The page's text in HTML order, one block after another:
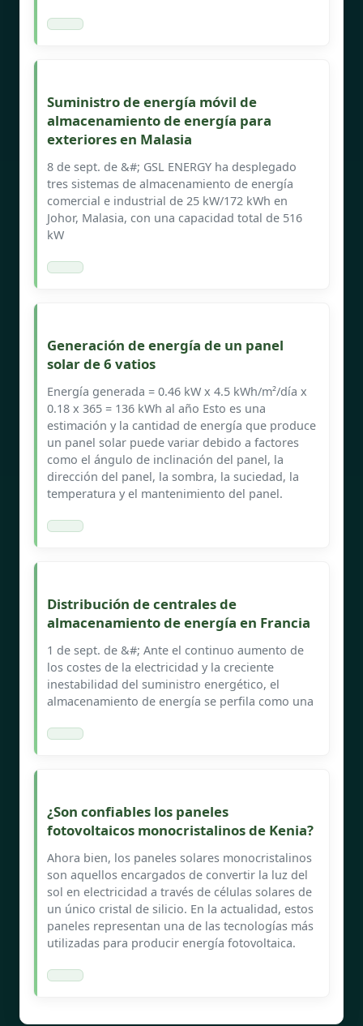
Suministro de energía móvil de
almacenamiento de energía para
exteriores en Malasia
8 de sept. de &#; GSL ENERGY ha desplegado
tres sistemas de almacenamiento de energía
comercial e industrial de 25 kW/172 kWh en
Johor, Malasia, con una capacidad total de 516
kW
Generación de energía de un panel
solar de 6 vatios
Energía generada = 0.46 kW x 4.5 kWh/m²/día x
0.18 x 365 = 136 kWh al año Esto es una
estimación y la cantidad de energía que produce
un panel solar puede variar debido a factores
como el ángulo de inclinación del panel, la
dirección del panel, la sombra, la suciedad, la
temperatura y el mantenimiento del panel.
Distribución de centrales de
almacenamiento de energía en Francia
1 de sept. de &#; Ante el continuo aumento de
los costes de la electricidad y la creciente
inestabilidad del suministro energético, el
almacenamiento de energía se perfila como una
¿Son confiables los paneles
fotovoltaicos monocristalinos de Kenia?
Ahora bien, los paneles solares monocristalinos
son aquellos encargados de convertir la luz del
sol en electricidad a través de células solares de
un único cristal de silicio. En la actualidad, estos
paneles representan una de las tecnologías más
utilizadas para producir energía fotovoltaica.